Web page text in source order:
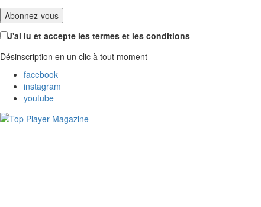
J'ai lu et accepte les termes et les conditions
Désinscription en un clic à tout moment
facebook
instagram
youtube